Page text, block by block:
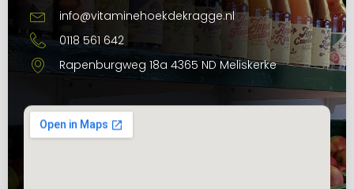
info@vitaminehoekdekragge.nl
0118 561 642
Rapenburgweg 18a 4365 ND Meliskerke